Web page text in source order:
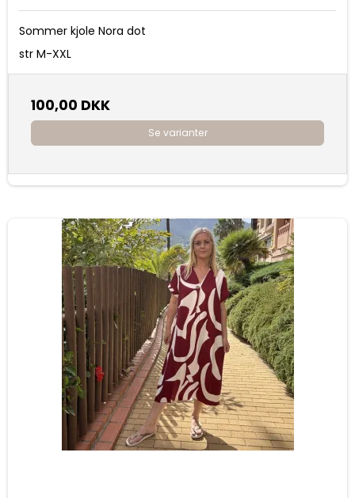
Sommer kjole Nora dot
str M-XXL
100,00 DKK
Se varianter